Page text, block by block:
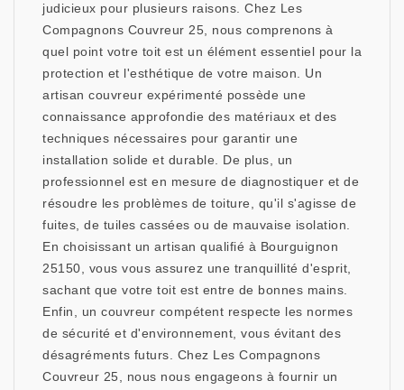
judicieux pour plusieurs raisons. Chez Les
Compagnons Couvreur 25, nous comprenons à
quel point votre toit est un élément essentiel pour la
protection et l'esthétique de votre maison. Un
artisan couvreur expérimenté possède une
connaissance approfondie des matériaux et des
techniques nécessaires pour garantir une
installation solide et durable. De plus, un
professionnel est en mesure de diagnostiquer et de
résoudre les problèmes de toiture, qu'il s'agisse de
fuites, de tuiles cassées ou de mauvaise isolation.
En choisissant un artisan qualifié à Bourguignon
25150, vous vous assurez une tranquillité d'esprit,
sachant que votre toit est entre de bonnes mains.
Enfin, un couvreur compétent respecte les normes
de sécurité et d'environnement, vous évitant des
désagréments futurs. Chez Les Compagnons
Couvreur 25, nous nous engageons à fournir un